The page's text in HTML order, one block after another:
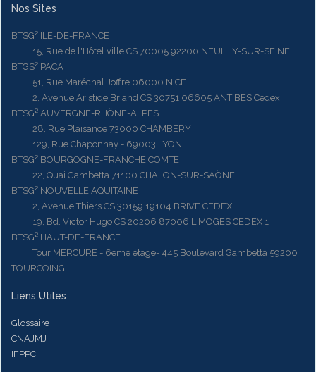
Nos Sites
BTSG² ILE-DE-FRANCE
15, Rue de l'Hôtel ville CS 70005 92200 NEUILLY-SUR-SEINE
BTGS² PACA
51, Rue Maréchal Joffre 06000 NICE
2, Avenue Aristide Briand CS 30751 06605 ANTIBES Cedex
BTSG² AUVERGNE-RHÔNE-ALPES
28, Rue Plaisance 73000 CHAMBERY
129, Rue Chaponnay - 69003 LYON
BTSG² BOURGOGNE-FRANCHE COMTE
22, Quai Gambetta 71100 CHALON-SUR-SAÔNE
BTSG² NOUVELLE AQUITAINE
2, Avenue Thiers CS 30159 19104 BRIVE CEDEX
19, Bd. Victor Hugo CS 20206 87006 LIMOGES CEDEX 1
BTSG² HAUT-DE-FRANCE
Tour MERCURE - 6ème étage- 445 Boulevard Gambetta 59200
TOURCOING
Liens Utiles
Glossaire
CNAJMJ
IFPPC